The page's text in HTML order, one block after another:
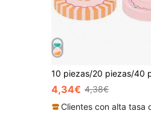
4,34€ 4,38€